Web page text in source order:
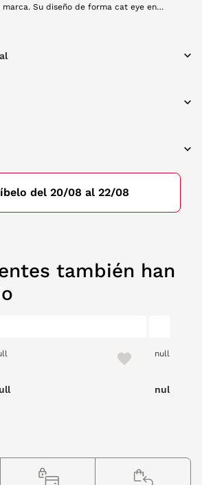
Su diseño de forma cat eye en
de esta gafa un complemento
del 20/08 al 22/08
también han
null
null